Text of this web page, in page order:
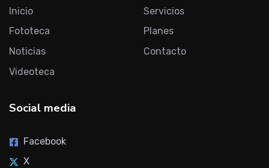
Inicio
Fototeca
Noticias
Videoteca
Servicios
Planes
Contacto
Social media
Facebook
X